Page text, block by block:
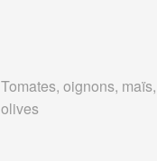
Tomates, oignons,
olives